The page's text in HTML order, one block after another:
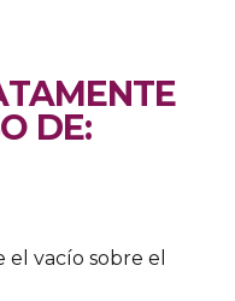
DE:
vacío sobre el